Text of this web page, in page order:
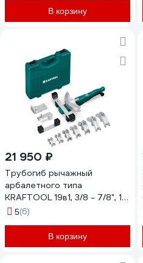
В корзину
21 950 ₽
Трубогиб рычажный
арбалетного типа
KRAFTOOL 19в1, 3/8 - 7/8", 10
- 22мм 23502-H9_z01
5(6)
В корзину